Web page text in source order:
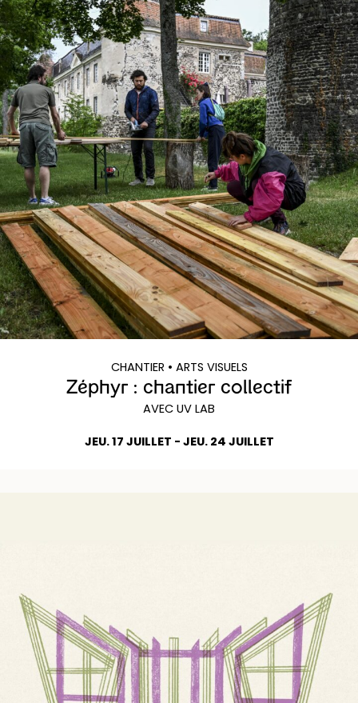
CHANTIER • ARTS VISUELS
Zéphyr : chantier collectif
AVEC UV LAB
JEU. 17 JUILLET - JEU. 24 JUILLET